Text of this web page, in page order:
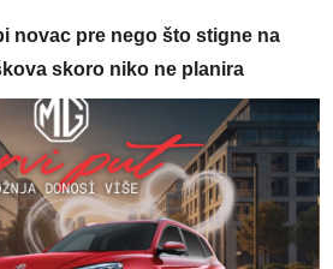
novac pre nego što stigne na
skoro niko ne planira